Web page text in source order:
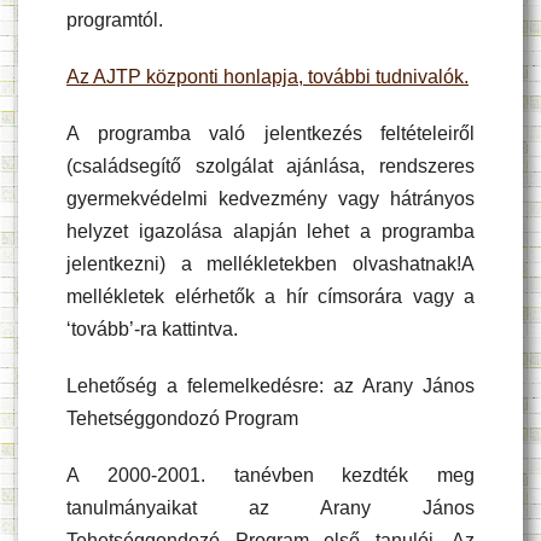
programtól.
Az AJTP központi honlapja, további tudnivalók.
A programba való jelentkezés feltételeiről
(családsegítő szolgálat ajánlása, rendszeres
gyermekvédelmi kedvezmény vagy hátrányos
helyzet igazolása alapján lehet a programba
jelentkezni) a mellékletekben olvashatnak!A
mellékletek elérhetők a hír címsorára vagy a
‘tovább’-ra kattintva.
Lehetőség a felemelkedésre: az Arany János
Tehetséggondozó Program
A 2000-2001. tanévben kezdték meg
tanulmányaikat az Arany János